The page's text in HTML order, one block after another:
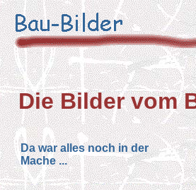
Die Bilder vom
Da war alles noch in der
Mache ...